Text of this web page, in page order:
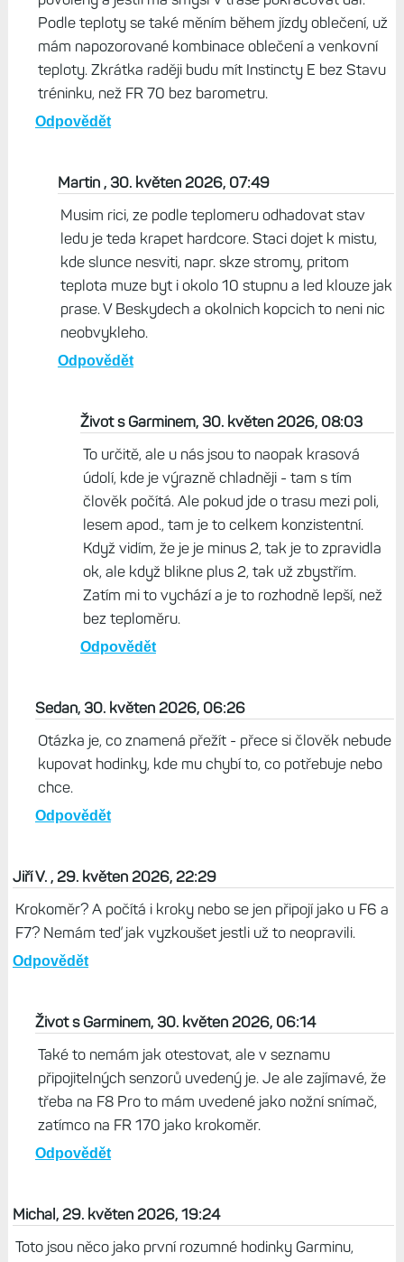
Odpovědět
Život s Garminem, 30. květen 2026, 07:17
kdybych oželel sledování nadmořské výšky během
zásadní funkce, zejména v zimě - člověk ví, zda ten
povolený a jestli má smysl v trase pokračovat dál.
Podle teploty se také měním během jízdy oblečení, už
mám napozorované kombinace oblečení a venkovní
teploty. Zkrátka raději budu mít Instincty E bez Stavu
tréninku, než FR 70 bez barometru.
Odpovědět
Martin , 30. květen 2026, 07:49
ledu je teda krapet hardcore. Staci dojet k mistu,
kde slunce nesviti, napr. skze stromy, pritom
teplota muze byt i okolo 10 stupnu a led klouze jak
prase. V Beskydech a okolnich kopcich to neni nic
neobvykleho.
Odpovědět
Život s Garminem, 30. květen 2026, 08:03
údolí, kde je výrazně chladněji - tam s tím
lesem apod., tam je to celkem konzistentní.
Když vidím, že je je minus 2, tak je to zpravidla
Zatím mi to vychází a je to rozhodně lepší, než
Odpovědět
Sedan, 30. květen 2026, 06:26
Otázka je, co znamená přežít - přece si člověk nebude
chce.
Jiří V. , 29. květen 2026, 22:29
Krokoměr? A počítá i kroky nebo se jen připojí jako u F6 a
F7? Nemám teď jak vyzkoušet jestli už to neopravili.
Život s Garminem, 30. květen 2026, 06:14